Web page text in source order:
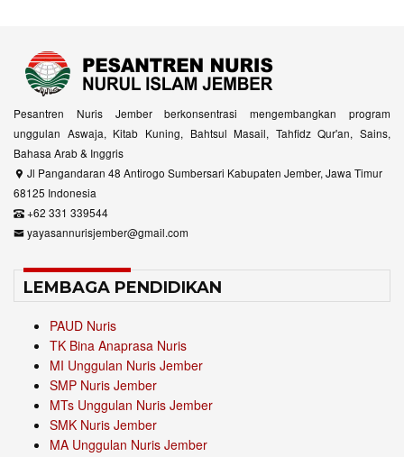
Pesantren Nuris Jember berkonsentrasi mengembangkan program
unggulan Aswaja, Kitab Kuning, Bahtsul Masail, Tahfidz Qur'an, Sains,
Bahasa Arab & Inggris
Jl Pangandaran 48 Antirogo Sumbersari Kabupaten Jember, Jawa Timur
68125 Indonesia
+62 331 339544
yayasannurisjember@gmail.com
LEMBAGA PENDIDIKAN
PAUD Nuris
TK Bina Anaprasa Nuris
MI Unggulan Nuris Jember
SMP Nuris Jember
MTs Unggulan Nuris Jember
SMK Nuris Jember
MA Unggulan Nuris Jember